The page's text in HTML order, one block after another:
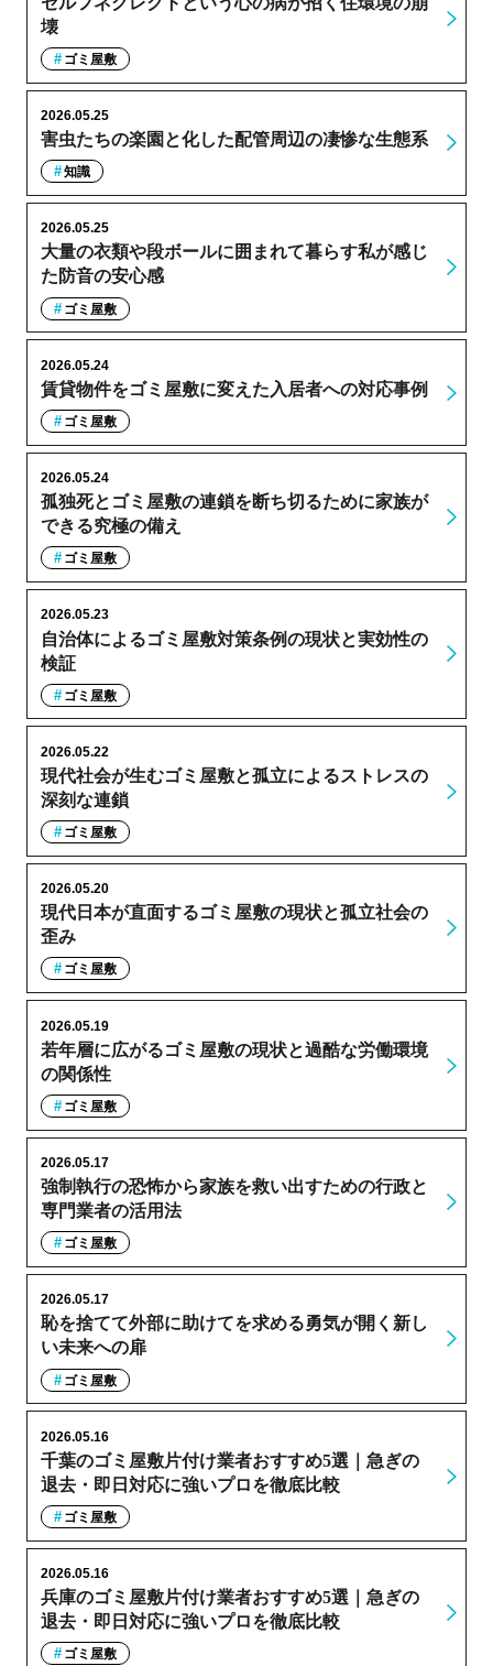
壊
ゴミ屋敷
害虫たちの楽園と化した配管周辺の凄惨な生態系
2026.05.25
知識
大量の衣類や段ボールに囲まれて暮らす私が感じ
た防音の安心感
2026.05.25
ゴミ屋敷
賃貸物件をゴミ屋敷に変えた入居者への対応事例
2026.05.24
ゴミ屋敷
孤独死とゴミ屋敷の連鎖を断ち切るために家族が
できる究極の備え
2026.05.24
ゴミ屋敷
自治体によるゴミ屋敷対策条例の現状と実効性の
検証
2026.05.23
ゴミ屋敷
現代社会が生むゴミ屋敷と孤立によるストレスの
深刻な連鎖
2026.05.22
ゴミ屋敷
現代日本が直面するゴミ屋敷の現状と孤立社会の
歪み
2026.05.20
ゴミ屋敷
若年層に広がるゴミ屋敷の現状と過酷な労働環境
の関係性
2026.05.19
ゴミ屋敷
強制執行の恐怖から家族を救い出すための行政と
専門業者の活用法
2026.05.17
ゴミ屋敷
恥を捨てて外部に助けてを求める勇気が開く新し
い未来への扉
2026.05.17
ゴミ屋敷
千葉のゴミ屋敷片付け業者おすすめ5選｜急ぎの
退去・即日対応に強いプロを徹底比較
2026.05.16
ゴミ屋敷
兵庫のゴミ屋敷片付け業者おすすめ5選｜急ぎの
退去・即日対応に強いプロを徹底比較
2026.05.16
ゴミ屋敷